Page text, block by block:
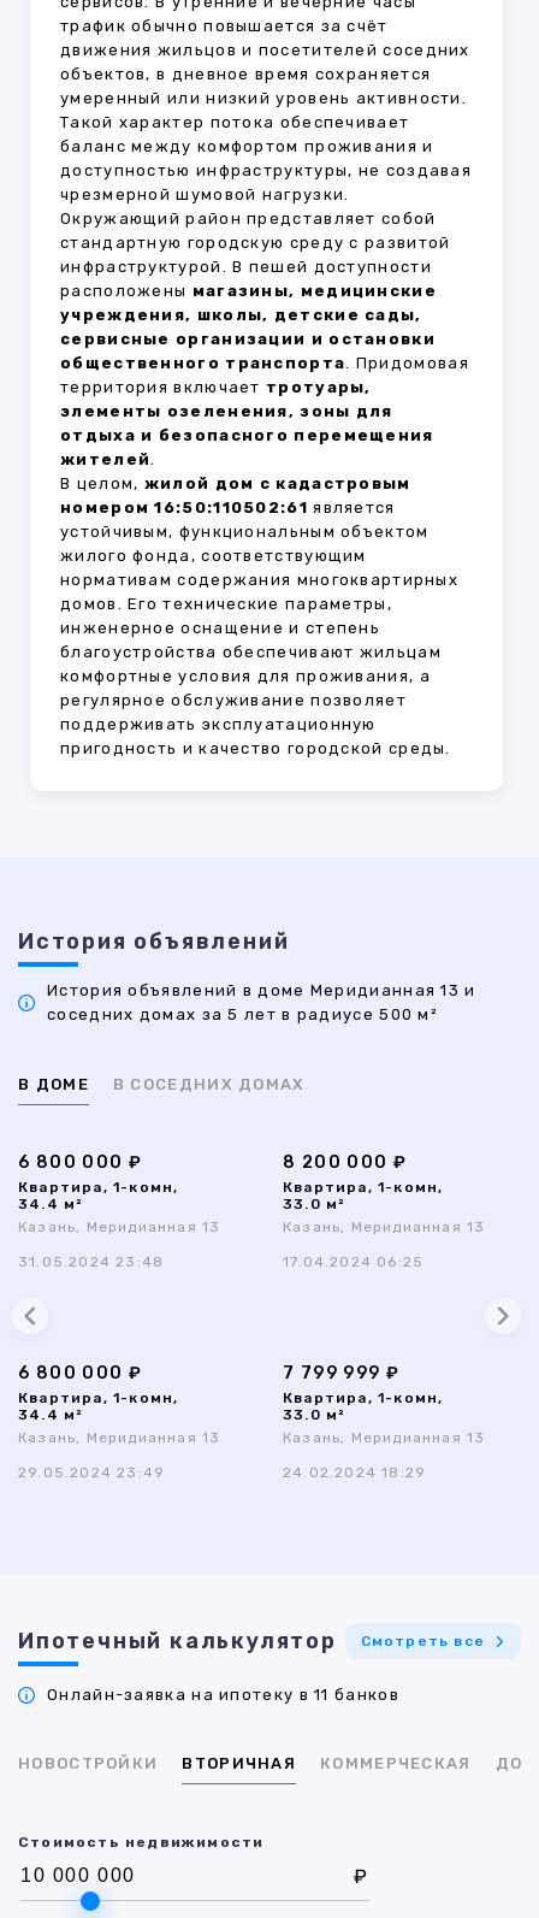
трафик обычно повышается за счёт
движения жильцов и посетителей соседних
объектов, в дневное время сохраняется
умеренный или низкий уровень активности.
Такой характер потока обеспечивает
баланс между комфортом проживания и
доступностью инфраструктуры, не создавая
чрезмерной шумовой нагрузки.
Окружающий район представляет собой
стандартную городскую среду с развитой
инфраструктурой. В пешей доступности
расположены магазины, медицинские
учреждения, школы, детские сады,
сервисные организации и остановки
общественного транспорта. Придомовая
территория включает тротуары,
элементы озеленения, зоны для
отдыха и безопасного перемещения
жителей.
В целом, жилой дом с кадастровым
номером 16:50:110502:61 является
устойчивым, функциональным объектом
жилого фонда, соответствующим
нормативам содержания многоквартирных
домов. Его технические параметры,
инженерное оснащение и степень
благоустройства обеспечивают жильцам
комфортные условия для проживания, а
регулярное обслуживание позволяет
поддерживать эксплуатационную
пригодность и качество городской среды.
История объявлений
История объявлений в доме Меридианная 13 и
соседних домах за 5 лет в радиусе 500 м²
В ДОМЕ В СОСЕДНИХ ДОМАХ
6 800 000 ₽
Квартира, 1-комн,
34.4 м²
Казань, Меридианная 13
31.05.2024 23:48
8 200 000 ₽
Квартира, 1-комн,
33.0 м²
Казань, Меридианная 13
17.04.2024 06:25
6 800 000 ₽
Квартира, 1-комн,
34.4 м²
Казань, Меридианная 13
29.05.2024 23:49
7 799 999 ₽
Квартира, 1-комн,
33.0 м²
Казань, Меридианная 13
24.02.2024 18:29
Ипотечный калькулятор Смотреть все
Онлайн-заявка на ипотеку в 11 банков
НОВОСТРОЙКИ ВТОРИЧНАЯ КОММЕРЧЕСКАЯ ДОМ
Стоимость недвижимости
₽